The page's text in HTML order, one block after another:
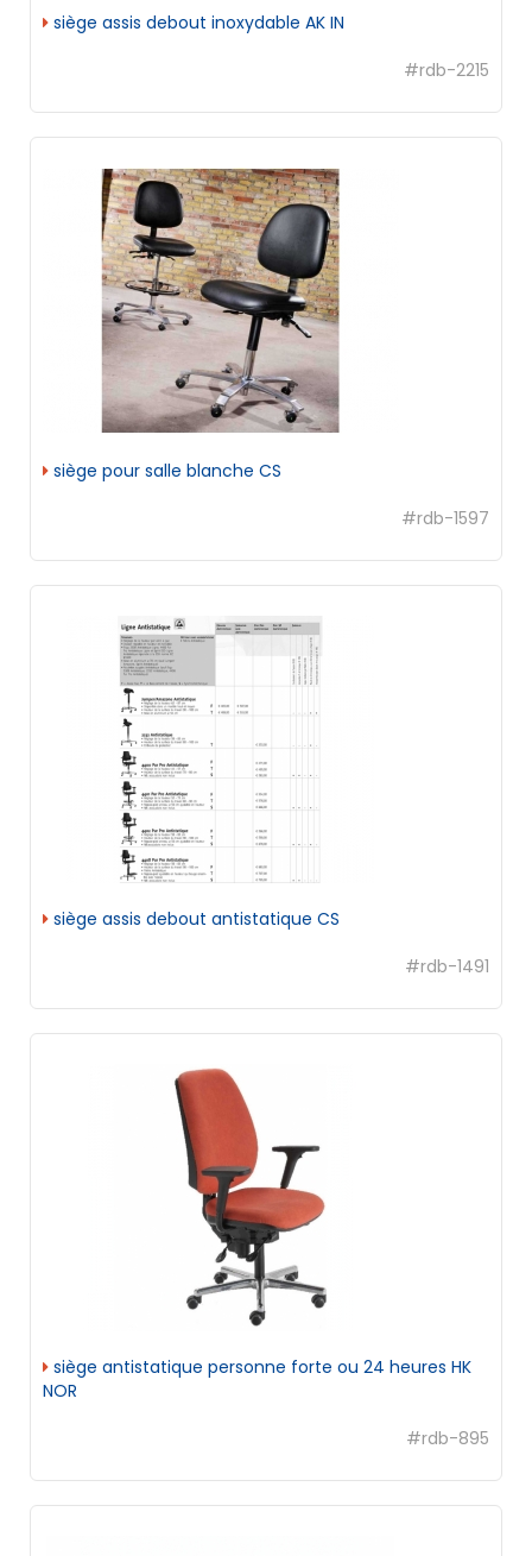
siège assis debout inoxydable AK IN
#rdb-2215
siège pour salle blanche CS
#rdb-1597
siège assis debout antistatique CS
#rdb-1491
siège antistatique personne forte ou 24 heures HK
NOR
#rdb-895